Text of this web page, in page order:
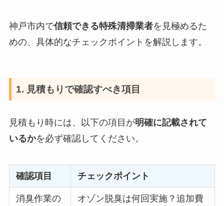
神戸市内で信頼できる特殊清掃業者を見極めるた
めの、具体的なチェックポイントを解説します。
1. 見積もりで確認すべき項目
見積もり時には、以下の項目が明確に記載されて
いるかを必ず確認してください。
確認項目 チェックポイント
消臭作業の オゾン脱臭は何回実施？追加費